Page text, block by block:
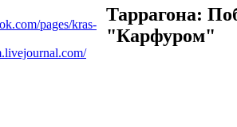
Таррагона:
"Карфуром"